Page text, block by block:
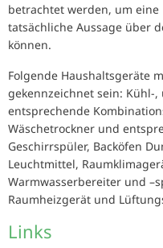
betrachtet werden, um eine
tatsächliche Aussage über
können.
Folgende Haushaltsgeräte
gekennzeichnet sein: Kühl-
entsprechende
Wäschetrockner und
Geschirrspüler, Backöfen
Leuchtmittel,
Warmwasserbereiter und
Raumheizgerät und
Links